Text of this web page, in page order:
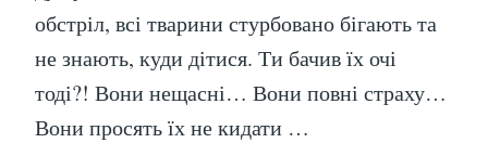
обстріл, всі тварини стурбовано бігають та
не знають, куди дітися. Ти бачив їх очі
тоді?! Вони нещасні… Вони повні страху…
Вони просять їх не кидати …